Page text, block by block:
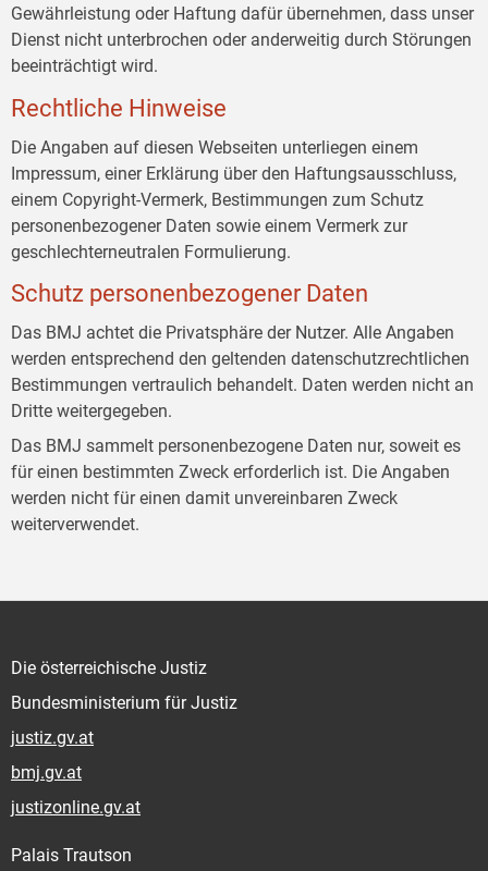
Gewährleistung oder Haftung dafür übernehmen, dass unser
Dienst nicht unterbrochen oder anderweitig durch Störungen
beeinträchtigt wird.
Rechtliche Hinweise
Die Angaben auf diesen Webseiten unterliegen einem
Impressum, einer Erklärung über den Haftungsausschluss,
einem Copyright-Vermerk, Bestimmungen zum Schutz
personenbezogener Daten sowie einem Vermerk zur
geschlechterneutralen Formulierung.
Schutz personenbezogener Daten
Das BMJ achtet die Privatsphäre der Nutzer. Alle Angaben
werden entsprechend den geltenden datenschutzrechtlichen
Bestimmungen vertraulich behandelt. Daten werden nicht an
Dritte weitergegeben.
Das BMJ sammelt personenbezogene Daten nur, soweit es
für einen bestimmten Zweck erforderlich ist. Die Angaben
werden nicht für einen damit unvereinbaren Zweck
weiterverwendet.
Die österreichische Justiz
Bundesministerium für Justiz
justiz.gv.at
bmj.gv.at
justizonline.gv.at
Palais Trautson